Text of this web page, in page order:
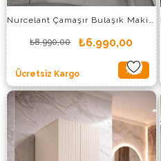
₺6.990,00
₺8.990,00
%22
İndirim
%22İndirim
Ücretsiz Kargo